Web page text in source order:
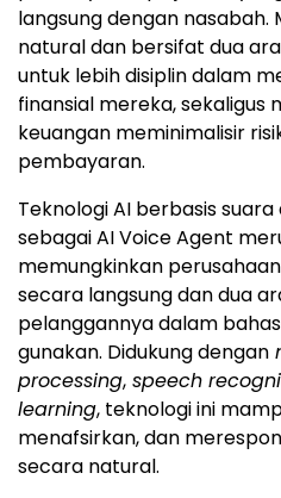
langsung dengan
natural dan bersifat dua
untuk lebih disiplin dalam
finansial mereka,
keuangan meminimalisir
pembayaran.
Teknologi AI berbasis
sebagai AI Voice Agent
memungkinkan
secara langsung dan dua
pelanggannya dalam
gunakan. Didukung dengan
processing, speech
learning, teknologi ini
menafsirkan, dan
secara natural.